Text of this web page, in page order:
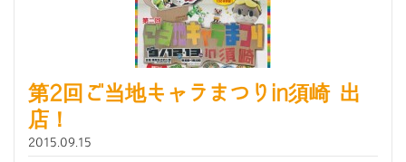
第2回ご当地キャラまつりin須崎 出
店！
2015.09.15